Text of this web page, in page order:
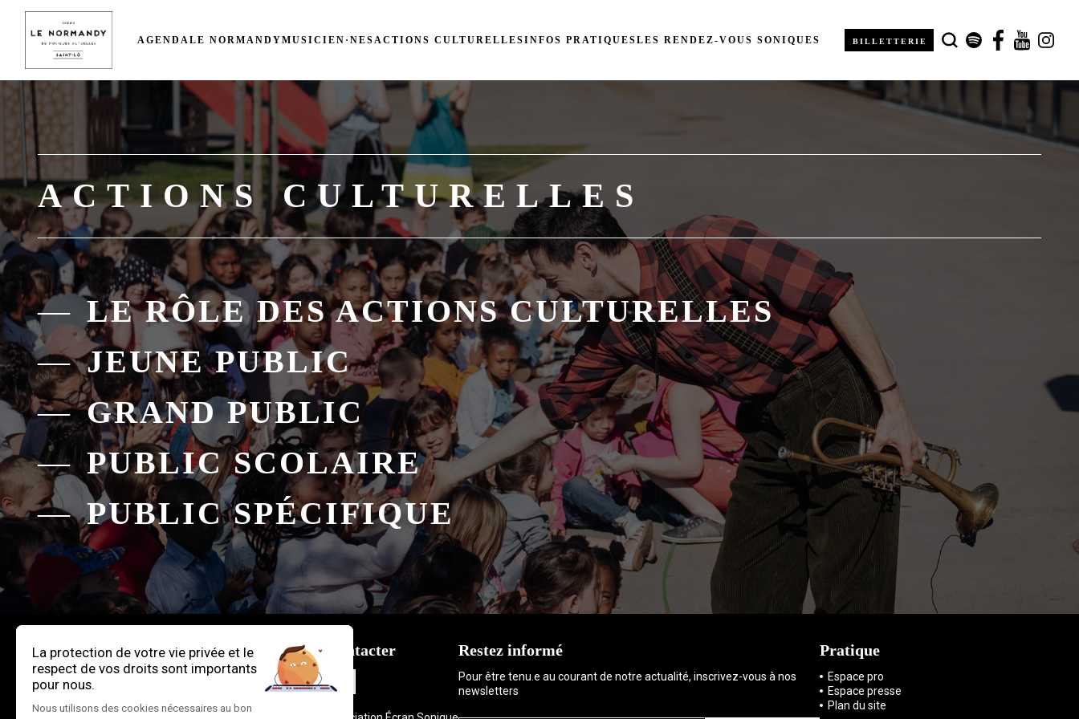
AGENDALE NORMANDYMUSICIEN·NESACTIONS CULTURELLESINFOS PRATIQUESLES RENDEZ-VOUS SONIQUES BILLETTERIE
ACTIONS CULTURELLES
LE RÔLE DES ACTIONS CULTURELLES
JEUNE PUBLIC
GRAND PUBLIC
PUBLIC SCOLAIRE
PUBLIC SPÉCIFIQUE
Pour nous contacter
CONTACT
Restez informé
Pour être tenu.e au courant de notre actualité, inscrivez-vous à nos
newsletters
Pratique
Espace pro
Espace presse
Plan du site